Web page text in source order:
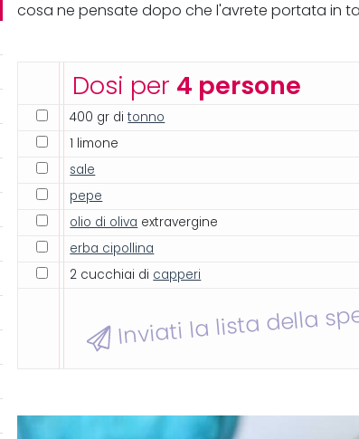
cosa ne pensate dopo che l'avrete portata in
Dosi per 4 persone
400 gr ditonno
1 limone
sale
pepe
olio di oliva extravergine
erba cipollina
2 cucchiai di capperi
Inviati la lista della